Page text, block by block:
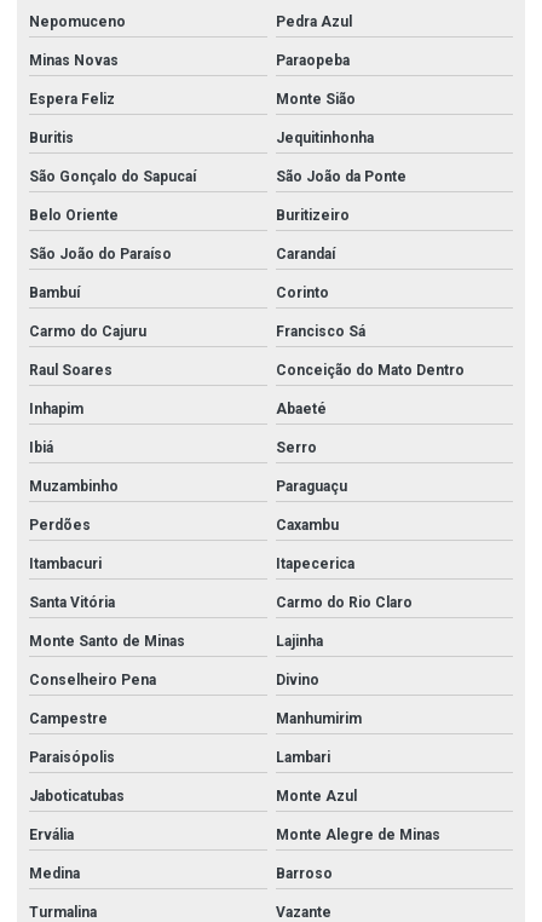
Nepomuceno Pedra Azul
Minas Novas Paraopeba
Espera Feliz Monte Sião
Buritis Jequitinhonha
São Gonçalo do Sapucaí São João da Ponte
Belo Oriente Buritizeiro
São João do Paraíso Carandaí
Bambuí Corinto
Carmo do Cajuru Francisco Sá
Raul Soares Conceição do Mato Dentro
Inhapim Abaeté
Ibiá Serro
Muzambinho Paraguaçu
Perdões Caxambu
Itambacuri Itapecerica
Santa Vitória Carmo do Rio Claro
Monte Santo de Minas Lajinha
Conselheiro Pena Divino
Campestre Manhumirim
Paraisópolis Lambari
Jaboticatubas Monte Azul
Ervália Monte Alegre de Minas
Medina Barroso
Turmalina Vazante